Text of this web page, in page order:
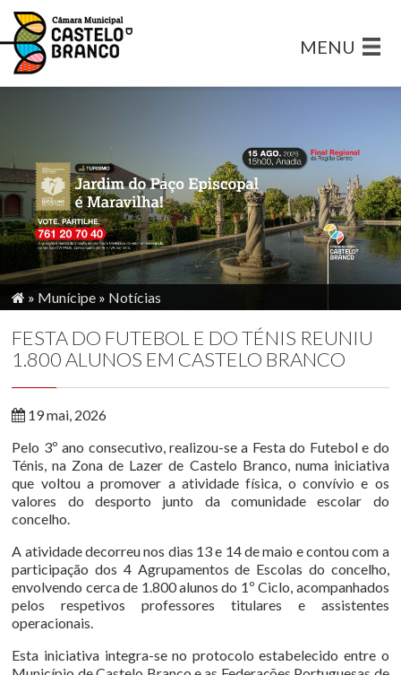
MENU
» Munícipe » Notícias
FESTA DO FUTEBOL E DO TÉNIS REUNIU
1.800 ALUNOS EM CASTELO BRANCO
19 mai, 2026
Pelo 3º ano consecutivo, realizou-se a Festa do Futebol e do
Ténis, na Zona de Lazer de Castelo Branco, numa iniciativa
que voltou a promover a atividade física, o convívio e os
valores do desporto junto da comunidade escolar do
concelho.
A atividade decorreu nos dias 13 e 14 de maio e contou com a
participação dos 4 Agrupamentos de Escolas do concelho,
envolvendo cerca de 1.800 alunos do 1º Ciclo, acompanhados
pelos respetivos professores titulares e assistentes
operacionais.
Esta iniciativa integra-se no protocolo estabelecido entre o